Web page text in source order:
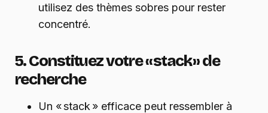
utilisez des thèmes sobres pour rester
concentré.
5. Constituez votre « stack » de
recherche
Un « stack » efficace peut ressembler à